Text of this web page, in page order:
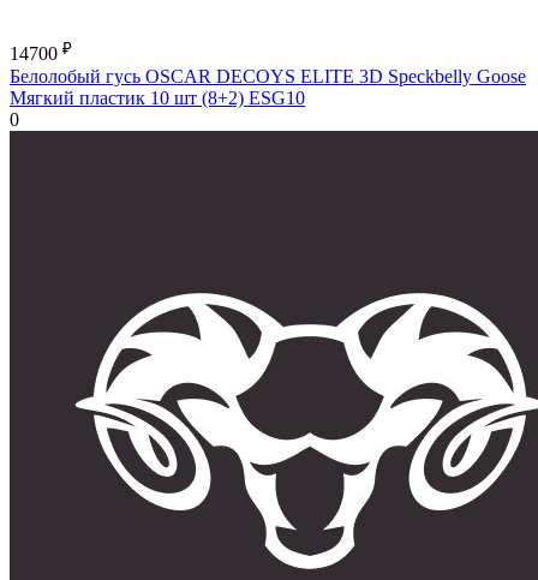
14700 ₽
Белолобый гусь OSCAR DECOYS ELITE 3D Speckbelly Goose
Мягкий пластик 10 шт (8+2) ESG10
0